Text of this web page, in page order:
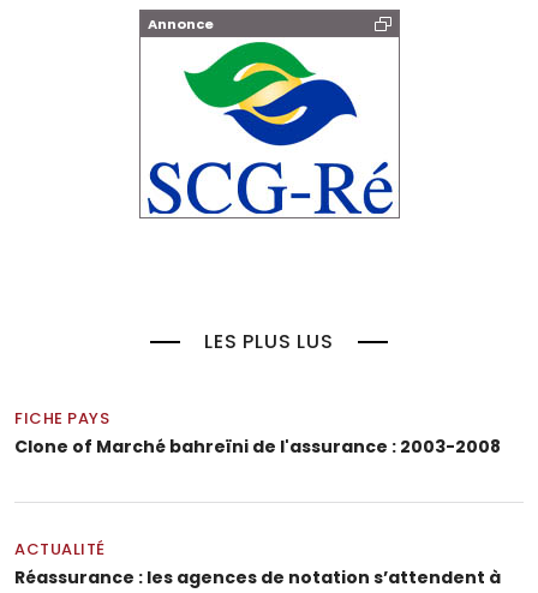
Annonce
LES PLUS LUS
FICHE PAYS
Clone of Marché bahreïni de l'assurance : 2003-2008
ACTUALITÉ
Réassurance : les agences de notation s’attendent à